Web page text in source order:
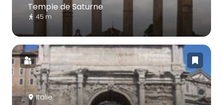
Temple de Saturne
45 m
Italie